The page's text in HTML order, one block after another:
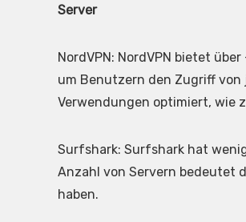
Server
NordVPN: NordVPN bietet
um Benutzern den Zugriff von
Verwendungen optimiert, wie
Surfshark: Surfshark hat
Anzahl von Servern bedeutet
haben.